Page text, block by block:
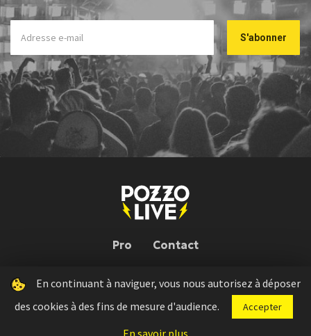
Pro Contact
Pozzo Live © 2026 | Conception : Pozzo Team, avec l'aide deBloop
Press kit Règlement concours Mentions légales
En continuant à naviguer, vous nous autorisez à déposer
des cookies à des fins de mesure d'audience.
Accepter
En savoir plus